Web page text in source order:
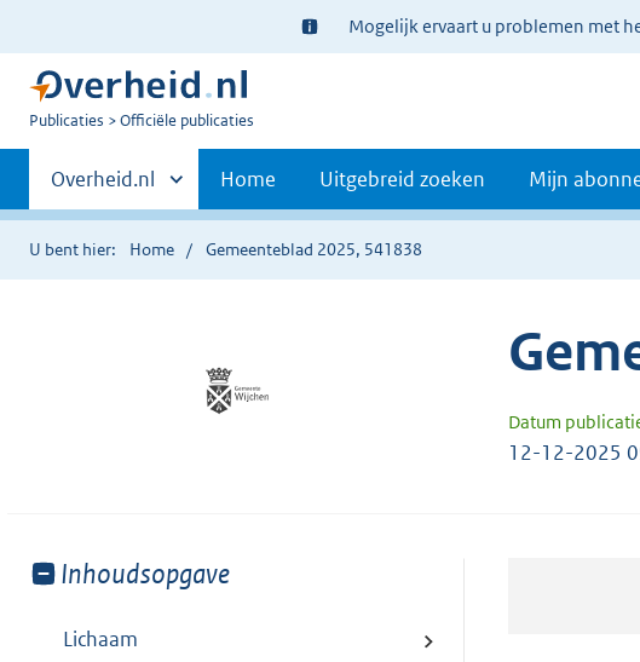
Ter
informatie:
Mogelijk ervaart u problemen met
U
Publicaties Officiële publicaties
Primaire
navigatie
Andere
sites
binnen
Overheid.nl Home Uitgebreid zoeken Mijn
U bent hier: Home Gemeenteblad 2025, 541838
Datum
12-12-2025
Toon
van:
Inhoudsopgave
Lichaam